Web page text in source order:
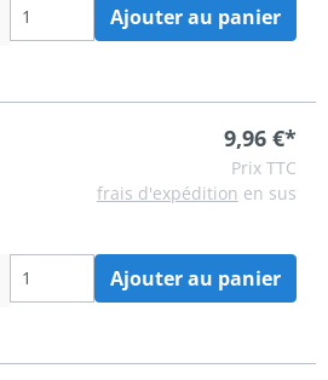
Ajouter au panier
9,96 €*
Prix TTC
frais d'expédition en sus
Ajouter au panier